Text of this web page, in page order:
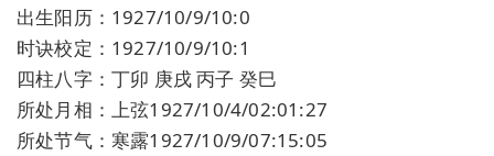
出生阳历：1927/10/9/10:0
时诀校定：1927/10/9/10:1
四柱八字：丁卯 庚戌 丙子 癸巳
所处月相：上弦1927/10/4/02:01:27
所处节气：寒露1927/10/9/07:15:05